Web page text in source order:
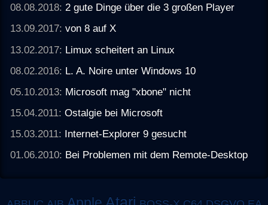
08.08.2018:2 gute Dinge über die 3 großen Player
13.09.2017:von 8 auf X
13.02.2017: Limux scheitert an Linux
08.02.2016: L. A. Noire unter Windows 10
05.10.2013: Microsoft mag "xbone" nicht
15.04.2011:Ostalgie bei Microsoft
15.03.2011: Internet-Explorer 9 gesucht
01.06.2010: Bei Problemen mit dem Remote-Desktop